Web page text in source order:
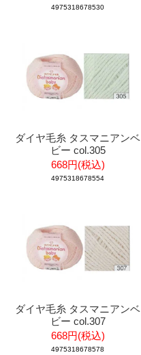
4975318678530
ダイヤ毛糸 タスマニアンベ
ビー col.305
668円(税込)
4975318678554
ダイヤ毛糸 タスマニアンベ
ビー col.307
668円(税込)
4975318678578